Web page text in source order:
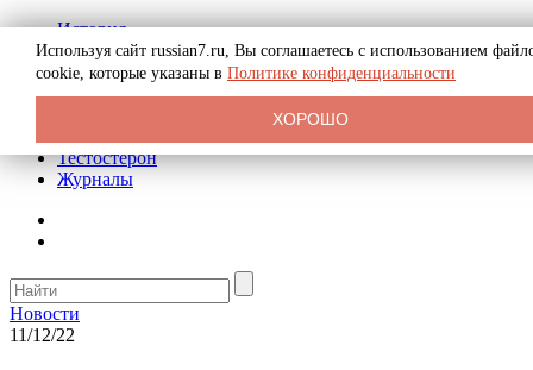
История
Биография
Криминал
Реклама на сайте
Тестостерон
Журналы
Новости
11/12/22
Используя сайт russian7.ru, Вы соглашаетесь с использованием
cookie, которые указаны в Политике конфиденциальности
ХОРОШО